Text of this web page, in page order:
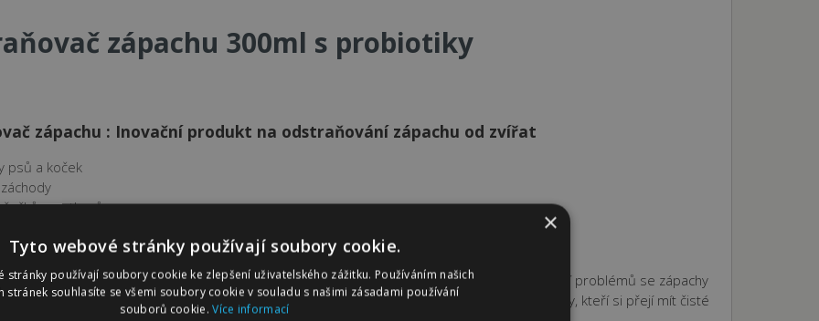
zápachu 300ml s probiotiky
zápachu : Inovační produkt na odstraňování zápachu od zvířat
psů a koček
a potkanů
kde se zvíře zdržuje, jako je gauč a pod.
zápachuje špičkový produkt, který spojuje inovace a vědecký výzkum pro efektivní řešení problémů se zápachy
zvířat. Tento odstraňovač zápachu se stal spolehlivým řešením pro majitele domácí mazlíčky, kteří si přejí mít čisté
×
Tyto webové stránky používají soubory cookie.
stránky používají soubory cookie ke zlepšení uživatelského zážitku. Používáním našich
stránek souhlasíte se všemi soubory cookie v souladu s našimi zásadami používání
souborů cookie.Více informací